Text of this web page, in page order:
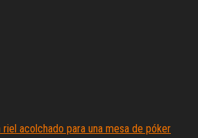
riel acolchado para una mesa de póker